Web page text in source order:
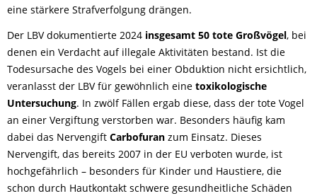
eine stärkere Strafverfolgung drängen.
Der LBV dokumentierte 2024 insgesamt 50 tote Großvögel, bei
denen ein Verdacht auf illegale Aktivitäten bestand. Ist die
Todesursache des Vogels bei einer Obduktion nicht ersichtlich,
veranlasst der LBV für gewöhnlich eine toxikologische
Untersuchung. In zwölf Fällen ergab diese, dass der tote Vogel
an einer Vergiftung verstorben war. Besonders häufig kam
dabei das Nervengift Carbofuran zum Einsatz. Dieses
Nervengift, das bereits 2007 in der EU verboten wurde, ist
hochgefährlich – besonders für Kinder und Haustiere, die
schon durch Hautkontakt schwere gesundheitliche Schäden